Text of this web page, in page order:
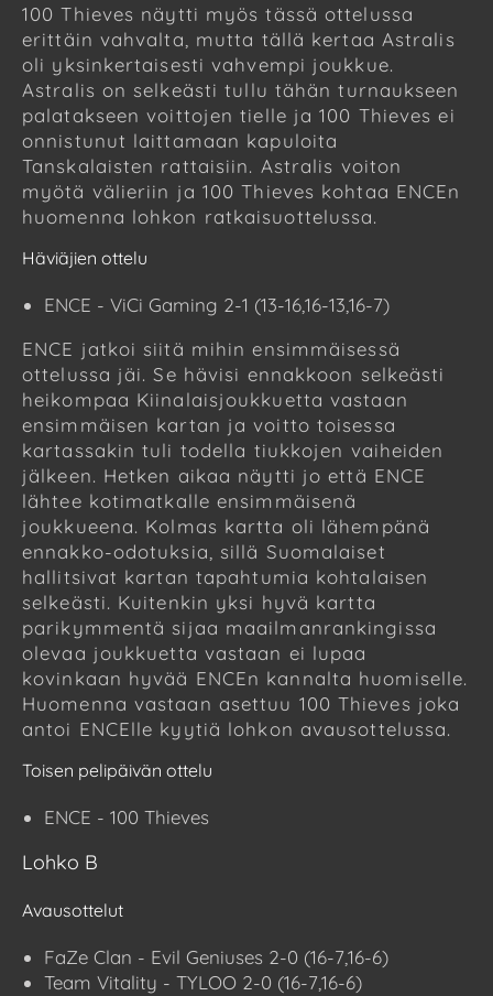
100 Thieves näytti myös tässä ottelussa
erittäin vahvalta, mutta tällä kertaa Astralis
oli yksinkertaisesti vahvempi joukkue.
Astralis on selkeästi tullu tähän turnaukseen
palatakseen voittojen tielle ja 100 Thieves ei
onnistunut laittamaan kapuloita
Tanskalaisten rattaisiin. Astralis voiton
myötä välieriin ja 100 Thieves kohtaa ENCEn
huomenna lohkon ratkaisuottelussa.
Häviäjien ottelu
ENCE - ViCi Gaming 2-1 (13-16,16-13,16-7)
ENCE jatkoi siitä mihin ensimmäisessä
ottelussa jäi. Se hävisi ennakkoon selkeästi
heikompaa Kiinalaisjoukkuetta vastaan
ensimmäisen kartan ja voitto toisessa
kartassakin tuli todella tiukkojen vaiheiden
jälkeen. Hetken aikaa näytti jo että ENCE
lähtee kotimatkalle ensimmäisenä
joukkueena. Kolmas kartta oli lähempänä
ennakko-odotuksia, sillä Suomalaiset
hallitsivat kartan tapahtumia kohtalaisen
selkeästi. Kuitenkin yksi hyvä kartta
parikymmentä sijaa maailmanrankingissa
olevaa joukkuetta vastaan ei lupaa
kovinkaan hyvää ENCEn kannalta huomiselle.
Huomenna vastaan asettuu 100 Thieves joka
antoi ENCElle kyytiä lohkon avausottelussa.
Toisen pelipäivän ottelu
ENCE - 100 Thieves
Lohko B
Avausottelut
FaZe Clan - Evil Geniuses 2-0 (16-7,16-6)
Team Vitality - TYLOO 2-0 (16-7,16-6)